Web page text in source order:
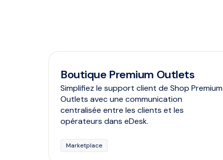
Boutique Premium Outlets
Simplifiez le support client de Shop Premium
Outlets avec une communication
centralisée entre les clients et les
opérateurs dans eDesk.
Marketplace